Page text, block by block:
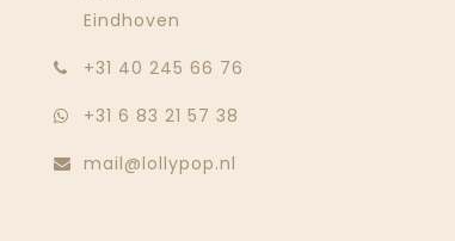
Eindhoven
‭+31 40 245 66 76
+31 6 83 21 57 38
mail@lollypop.nl